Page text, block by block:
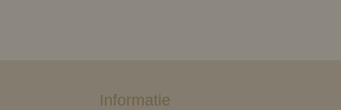
Informatie